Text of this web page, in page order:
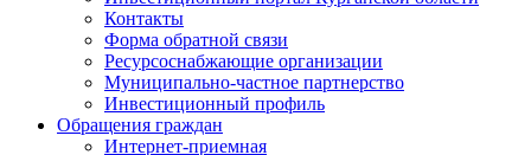
Контакты
Форма обратной связи
Ресурсоснабжающие организации
Муниципально-частное партнерство
Инвестиционный профиль
Обращения граждан
Интернет-приемная